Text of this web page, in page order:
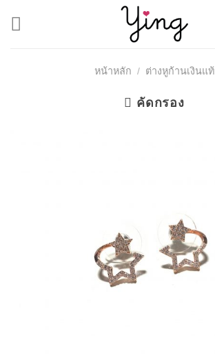
หน้าหลัก / ต่างหูก้านเงินแท้
คัดกรอง